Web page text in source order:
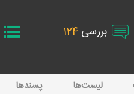
بررسی 124
لیست‌ها پسند‌ها